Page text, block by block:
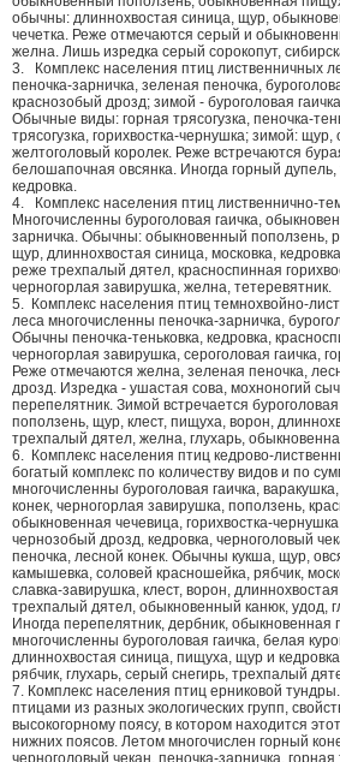
обычны: длиннохвостая синица, щур,
чечетка. Реже отмечаются серый и
желна. Лишь изредка серый сорокопут,
3. Комплекс населения птиц лиственничных
пеночка-зарничка, зеленая пеночка,
краснозобый дрозд; зимой - буроголовая
Обычные виды: горная трясогузка, пеночка-
трясогузка, горихвостка-чернушка; зимой:
желтоголовый королек. Реже встречаются
белошапочная овсянка. Иногда горный дупель,
кедровка.
4. Комплекс населения птиц лиственнично-
Многочисленны буроголовая гаичка,
зарничка. Обычны: обыкновенный поползень,
щур, длиннохвостая синица, московка,
реже трехпалый дятел, красноспинная
черногорлая завирушка, желна, тетеревятник.
5. Комплекс населения птиц темнохвойно-
леса многочисленны пеночка-зарничка,
Обычны пеночка-теньковка, кедровка,
черногорлая завирушка, сероголовая гаичка,
Реже отмечаются желна, зеленая пеночка,
дрозд. Изредка - ушастая сова, мохноногий
перепелятник. Зимой встречается
поползень, щур, клест, пищуха, ворон,
трехпалый дятел, желна, глухарь,
6. Комплекс населения птиц кедрово-
богатый комплекс по количеству видов и по
многочисленны буроголовая гаичка,
конек, черногорлая завирушка, поползень,
обыкновенная чечевица, горихвостка-
чернозобый дрозд, кедровка, черноголовый
пеночка, лесной конек. Обычны кукша, щур,
камышевка, соловей красношейка, рябчик,
славка-завирушка, клест, ворон,
трехпалый дятел, обыкновенный канюк, удод,
Иногда перепелятник, дербник, обыкновенная
многочисленны буроголовая гаичка, белая
длиннохвостая синица, пищуха, щур и
рябчик, глухарь, серый снегирь, трехпалый
7. Комплекс населения птиц ерниковой
птицами из разных экологических групп,
высокогорному поясу, в котором находится
нижних поясов. Летом многочислен горный
черноголовый чекан, пеночка-зарничка,